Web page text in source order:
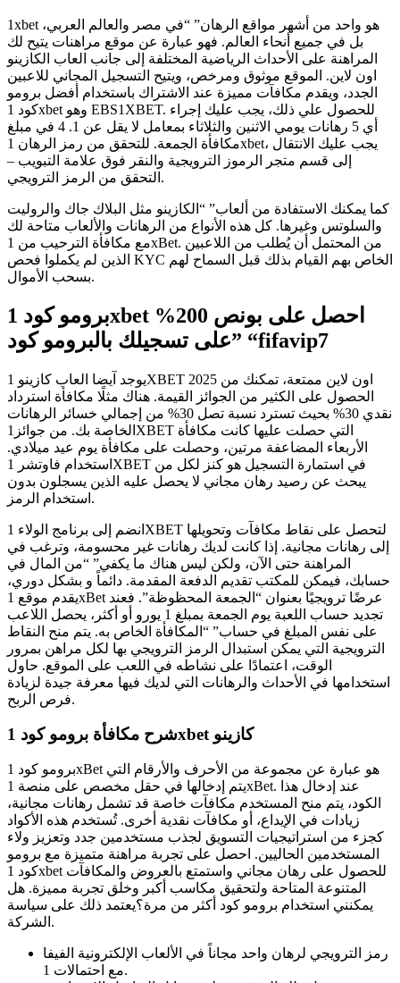
1xbet هو واحد من أشهر مواقع الرهان” “في مصر والعالم العربي،
بل في جميع أنحاء العالم. فهو عبارة عن موقع مراهنات يتيح لك
المراهنة على الأحداث الرياضية المختلفة إلى جانب العاب الكازينو
اون لاين. الموقع موثوق ومرخص، ويتيح التسجيل المجاني للاعبين
الجدد، ويقدم مكافآت مميزة عند الاشتراك باستخدام أفضل برومو
كود 1xbet وهو EBS1XBET. للحصول علي ذلك، يجب عليك إجراء
أي 5 رهانات يومي الاثنين والثلاثاء بمعامل لا يقل عن 1. 4 في مبلغ
مكافأة الجمعة. للتحقق من رمز الرهان 1xbet، يجب عليك الانتقال
إلى قسم متجر الرموز الترويجية والنقر فوق علامة التبويب –
التحقق من الرمز الترويجي.
كما يمكنك الاستفادة من ألعاب” “الكازينو مثل البلاك جاك والروليت
والسلوتس وغيرها. كل هذه الأنواع من الرهانات والألعاب متاحة لك
مع مكافأة الترحيب من 1xBet. من المحتمل أن يُطلب من اللاعبين
الذين لم يكملوا فحص KYC الخاص بهم القيام بذلك قبل السماح لهم
بسحب الأموال.
برومو كود 1xbet احصل على بونص 200%
على تسجيلك بالبرومو كود” “fifavip7
يوجد آيضا العاب كازينو 1XBET 2025 اون لاين ممتعة، تمكنك من
الحصول على الكثير من الجوائز القيمة. هناك مثلًا مكافأة استرداد
نقدي 30% بحيث تسترد نسبة تصل 30% من إجمالي خسائر الرهانات
الخاصة بك. من جوائز1XBET التي حصلت عليها كانت مكافأة
الأربعاء المضاعفة مرتين، وحصلت على مكافأة يوم عيد ميلادي.
استخدام فاوتشر 1XBET في استمارة التسجيل هو كنز لكل من
يبحث عن رصيد رهان مجاني لا يحصل عليه الذين يسجلون بدون
استخدام الرمز.
انضم إلى برنامج الولاء 1XBET لتحصل على نقاط مكافآت وتحويلها
إلى رهانات مجانية. إذا كانت لديك رهانات غير محسومة، وترغب في
المراهنة حتى الآن، ولكن ليس هناك ما يكفي” “من المال في
حسابك، فيمكن للمكتب تقديم الدفعة المقدمة. دائماً و بشكل دوري،
يقدم موقع 1xBet عرضًا ترويجيًا بعنوان “الجمعة المحظوظة”. فعند
تجديد حساب اللعبة يوم الجمعة بمبلغ 1 يورو أو أكثر، يحصل اللاعب
على نفس المبلغ في حساب” “المكافأة الخاص به. يتم منح النقاط
الترويجية التي يمكن استبدال الرمز الترويجي بها لكل مراهن بمرور
الوقت، اعتمادًا على نشاطه في اللعب على الموقع. حاول
استخدامها في الأحداث والرهانات التي لديك فيها معرفة جيدة لزيادة
فرص الربح.
شرح مكافأة برومو كود 1xbet كازينو
برومو كود 1xBet هو عبارة عن مجموعة من الأحرف والأرقام التي
يتم إدخالها في حقل مخصص على منصة 1xBet. عند إدخال هذا
الكود، يتم منح المستخدم مكافآت خاصة قد تشمل رهانات مجانية،
زيادات في الإيداع، أو مكافآت نقدية أخرى. تُستخدم هذه الأكواد
كجزء من استراتيجيات التسويق لجذب مستخدمين جدد وتعزيز ولاء
المستخدمين الحاليين. احصل على تجربة مراهنة متميزة مع برومو
كود 1xbet للحصول على رهان مجاني واستمتع بالعروض والمكافآت
المتنوعة المتاحة ولتحقيق مكاسب أكبر وخلق تجربة مميزة. هل
يمكنني استخدام برومو كود أكثر من مرة؟يعتمد ذلك على سياسة
الشركة.
رمز الترويجي لرهان واحد مجاناً في الألعاب الإلكترونية الفيفا
مع احتمالات 1.